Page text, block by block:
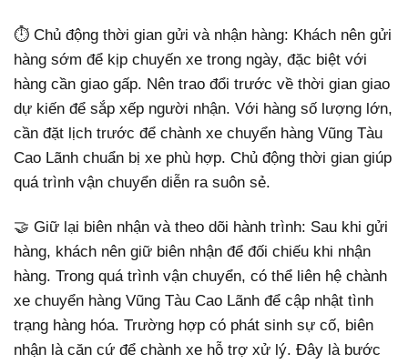
⏱️ Chủ động thời gian gửi và nhận hàng: Khách nên gửi
hàng sớm để kịp chuyến xe trong ngày, đặc biệt với
hàng cần giao gấp. Nên trao đổi trước về thời gian giao
dự kiến để sắp xếp người nhận. Với hàng số lượng lớn,
cần đặt lịch trước để chành xe chuyển hàng Vũng Tàu
Cao Lãnh chuẩn bị xe phù hợp. Chủ động thời gian giúp
quá trình vận chuyển diễn ra suôn sẻ.
🤝 Giữ lại biên nhận và theo dõi hành trình: Sau khi gửi
hàng, khách nên giữ biên nhận để đối chiếu khi nhận
hàng. Trong quá trình vận chuyển, có thể liên hệ chành
xe chuyển hàng Vũng Tàu Cao Lãnh để cập nhật tình
trạng hàng hóa. Trường hợp có phát sinh sự cố, biên
nhận là căn cứ để chành xe hỗ trợ xử lý. Đây là bước